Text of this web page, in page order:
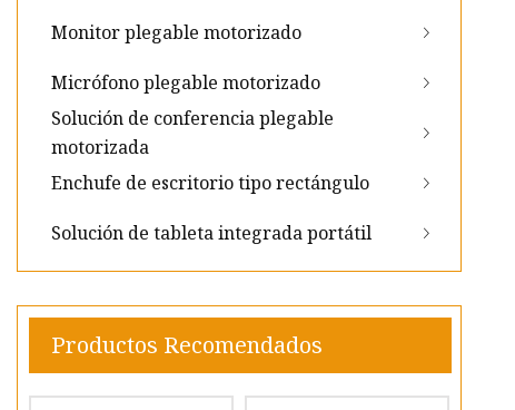
Monitor plegable motorizado
Micrófono plegable motorizado
Solución de conferencia plegable
motorizada
Enchufe de escritorio tipo rectángulo
Solución de tableta integrada portátil
Productos Recomendados